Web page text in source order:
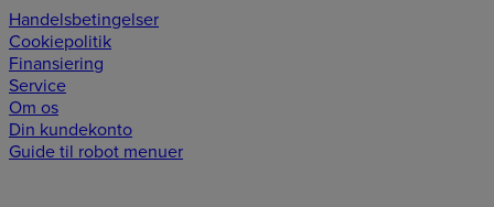
Handelsbetingelser
Cookiepolitik
Finansiering
Service
Om os
Din kundekonto
Guide til robot menuer